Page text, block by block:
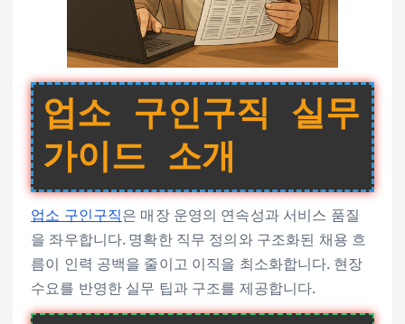
업소 구인구직 실무
가이드 소개
업소 구인구직은 매장 운영의 연속성과 서비스 품질
을 좌우합니다. 명확한 직무 정의와 구조화된 채용 흐
름이 인력 공백을 줄이고 이직을 최소화합니다. 현장
수요를 반영한 실무 팁과 구조를 제공합니다.